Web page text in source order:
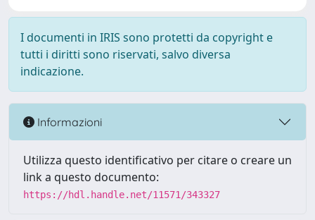
I documenti in IRIS sono protetti da copyright e
tutti i diritti sono riservati, salvo diversa
indicazione.
Informazioni
Utilizza questo identificativo per citare o creare un
link a questo documento:
https://hdl.handle.net/11571/343327